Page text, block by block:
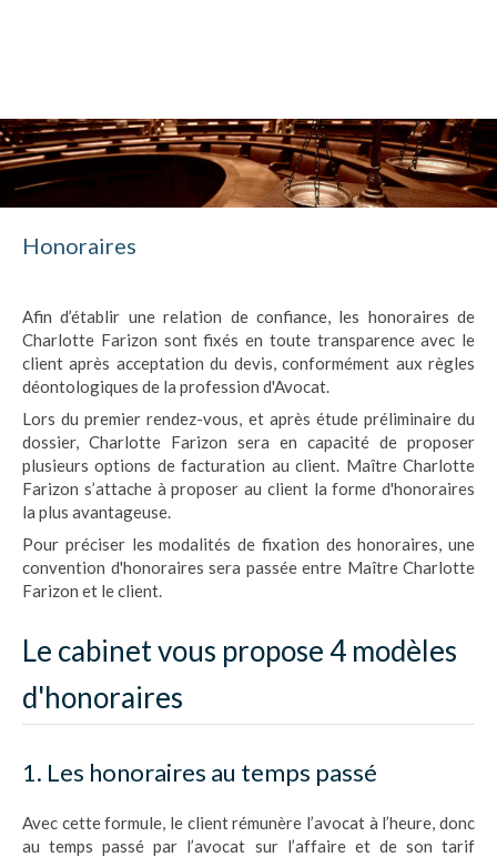
Honoraires
Afin d’établir une relation de confiance, les honoraires de
Charlotte Farizon sont fixés en toute transparence avec le
client après acceptation du devis, conformément aux règles
déontologiques de la profession d'Avocat.
Lors du premier rendez-vous, et après étude préliminaire du
dossier, Charlotte Farizon sera en capacité de proposer
plusieurs options de facturation au client. Maître Charlotte
Farizon s’attache à proposer au client la forme d'honoraires
la plus avantageuse.
Pour préciser les modalités de fixation des honoraires, une
convention d'honoraires sera passée entre Maître Charlotte
Farizon et le client.
Le cabinet vous propose 4 modèles
d'honoraires
1. Les honoraires au temps passé
Avec cette formule, le client rémunère l’avocat à l’heure, donc
au temps passé par l’avocat sur l’affaire et de son tarif